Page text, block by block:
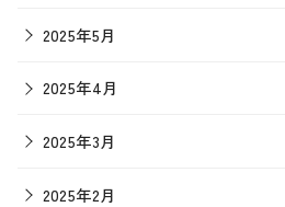
2025年5月
2025年4月
2025年3月
2025年2月